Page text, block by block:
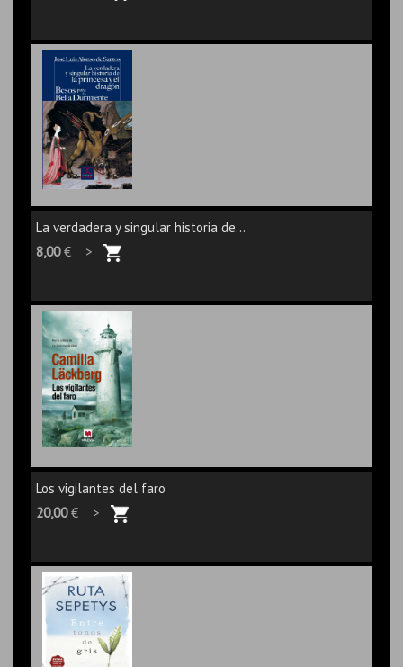
La verdadera y singular historia de...
8,00€ >
Los vigilantes del faro
20,00€ >